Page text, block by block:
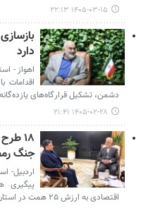
۱۴۰۵-۰۳-۱۵ ۲۲:۱۳
دارد
اهواز -
اقدامات
دشمن، تشکیل قرارگاه‌های
۱۴۰۵-۰۲-۲۸ ۲۱:۴۱
جنگ
اردبیل-
اقتصادی به ارزش ۲۵ همت در استان اردبیل به بهره‌برداری رسید.